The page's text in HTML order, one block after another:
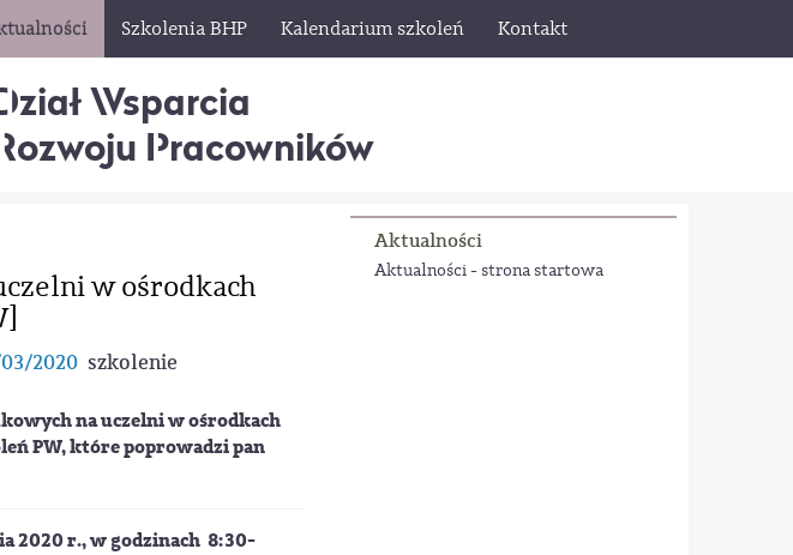
Szkolenia BHP Kalendarium szkoleń Kontakt
Wsparcia
Pracowników
Aktualności
Aktualności - strona startowa
w ośrodkach
2020 szkolenie
na uczelni w ośrodkach
PW, które poprowadzi pan
2020 r., w godzinach 8:30-